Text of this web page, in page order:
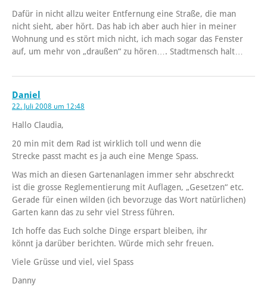
Dafür in nicht allzu weiter Entfernung eine Straße, die man
nicht sieht, aber hört. Das hab ich aber auch hier in meiner
Wohnung und es stört mich nicht, ich mach sogar das Fenster
auf, um mehr von „draußen“ zu hören…. Stadtmensch halt…
Daniel
22. Juli 2008 um 12:48
Hallo Claudia,
20 min mit dem Rad ist wirklich toll und wenn die
Strecke passt macht es ja auch eine Menge Spass.
Was mich an diesen Gartenanlagen immer sehr abschreckt
ist die grosse Reglementierung mit Auflagen, „Gesetzen“ etc.
Gerade für einen wilden (ich bevorzuge das Wort natürlichen)
Garten kann das zu sehr viel Stress führen.
Ich hoffe das Euch solche Dinge erspart bleiben, ihr
könnt ja darüber berichten. Würde mich sehr freuen.
Viele Grüsse und viel, viel Spass
Danny